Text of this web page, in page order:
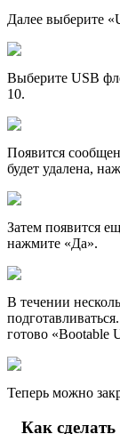
Далее выберите
Выберите USB
10.
Появится
будет удалена,
Затем появится
нажмите «Да».
В течении
готово «Bootable
Теперь можно
Как